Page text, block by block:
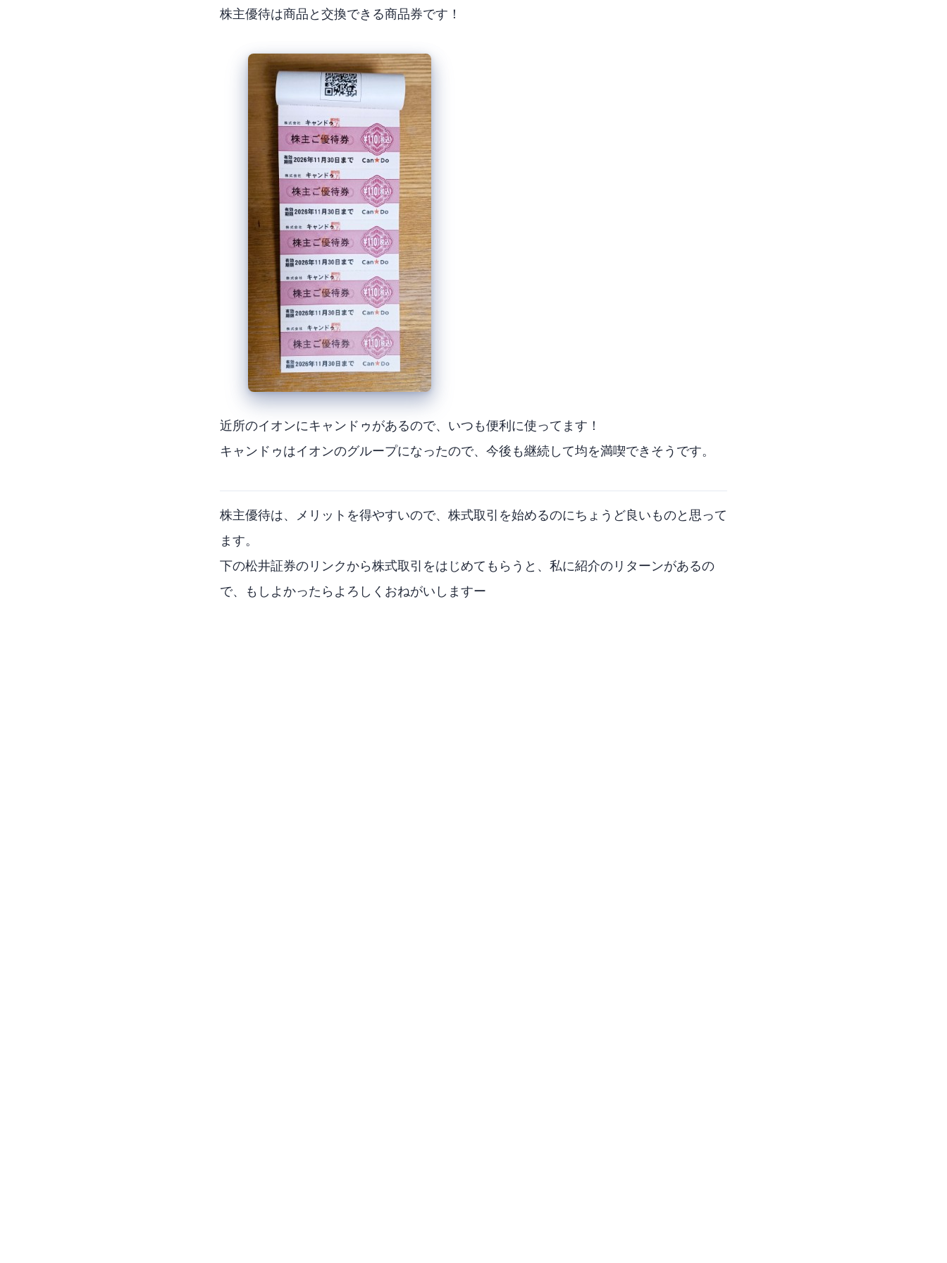
株主優待は商品と交換できる商品券です！
近所のイオンにキャンドゥがあるので、いつも便利に使ってます！
キャンドゥはイオンのグループになったので、今後も継続して100均を満喫できそうです。
株主優待は、メリットを得やすいので、株式取引を始めるのにちょうど良いものと思って
ます。
下の松井証券のリンクから株式取引をはじめてもらうと、私に紹介のリターンがあるの
で、もしよかったらよろしくおねがいしますー